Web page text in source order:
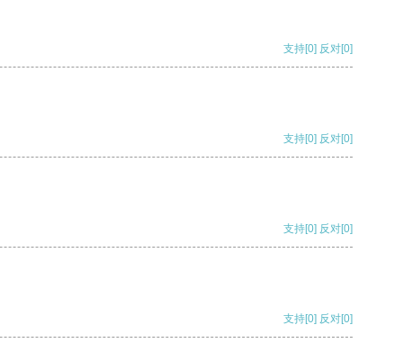
支持[0] 反对[0]
支持[0] 反对[0]
支持[0] 反对[0]
支持[0] 反对[0]